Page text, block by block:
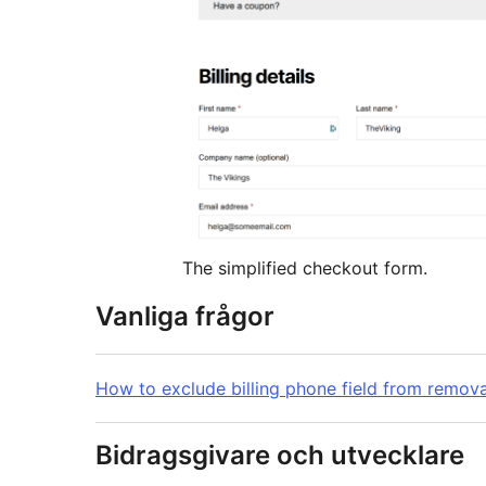
The simplified checkout form.
Vanliga frågor
How to exclude billing phone field from
Bidragsgivare och utvecklare